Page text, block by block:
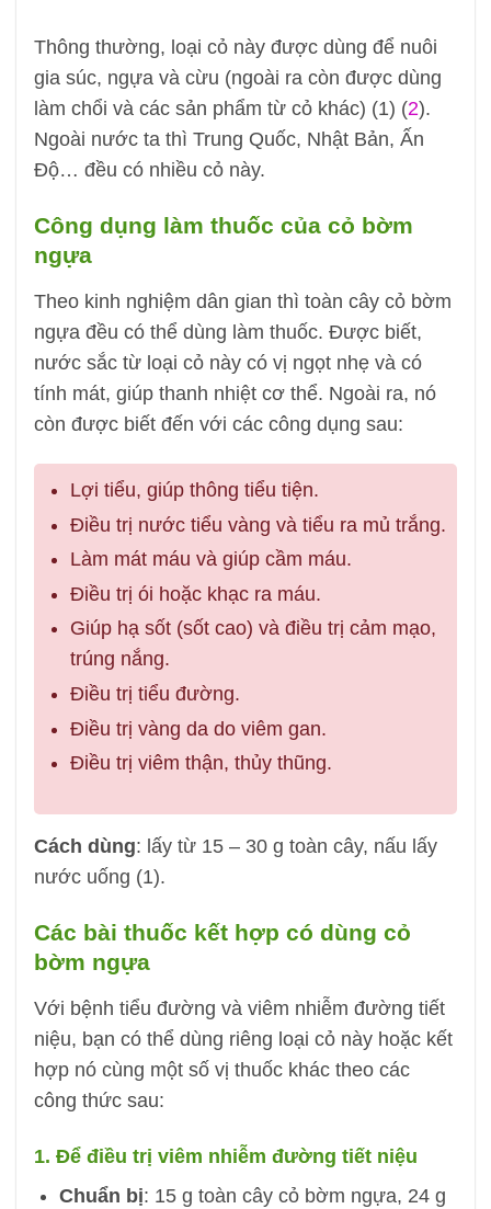
Thông thường, loại cỏ này được dùng để nuôi
gia súc, ngựa và cừu (ngoài ra còn được dùng
làm chổi và các sản phẩm từ cỏ khác) (1) (2).
Ngoài nước ta thì Trung Quốc, Nhật Bản, Ấn
Độ… đều có nhiều cỏ này.
Công dụng làm thuốc của cỏ bờm
ngựa
Theo kinh nghiệm dân gian thì toàn cây cỏ bờm
ngựa đều có thể dùng làm thuốc. Được biết,
nước sắc từ loại cỏ này có vị ngọt nhẹ và có
tính mát, giúp thanh nhiệt cơ thể. Ngoài ra, nó
còn được biết đến với các công dụng sau:
Lợi tiểu, giúp thông tiểu tiện.
Điều trị nước tiểu vàng và tiểu ra mủ trắng.
Làm mát máu và giúp cầm máu.
Điều trị ói hoặc khạc ra máu.
Giúp hạ sốt (sốt cao) và điều trị cảm mạo,
trúng nắng.
Điều trị tiểu đường.
Điều trị vàng da do viêm gan.
Điều trị viêm thận, thủy thũng.
Cách dùng: lấy từ 15 – 30 g toàn cây, nấu lấy
nước uống (1).
Các bài thuốc kết hợp có dùng cỏ
bờm ngựa
Với bệnh tiểu đường và viêm nhiễm đường tiết
niệu, bạn có thể dùng riêng loại cỏ này hoặc kết
hợp nó cùng một số vị thuốc khác theo các
công thức sau:
1. Để điều trị viêm nhiễm đường tiết niệu
Chuẩn bị: 15 g toàn cây cỏ bờm ngựa, 24 g